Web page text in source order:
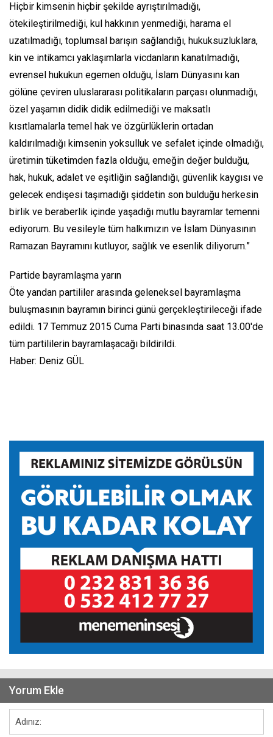
Hiçbir kimsenin hiçbir şekilde ayrıştırılmadığı,
ötekileştirilmediği, kul hakkının yenmediği, harama el
uzatılmadığı, toplumsal barışın sağlandığı, hukuksuzluklara,
kin ve intikamcı yaklaşımlarla vicdanların kanatılmadığı,
evrensel hukukun egemen olduğu, İslam Dünyasını kan
gölüne çeviren uluslararası politikaların parçası olunmadığı,
özel yaşamın didik didik edilmediği ve maksatlı
kısıtlamalarla temel hak ve özgürlüklerin ortadan
kaldırılmadığı kimsenin yoksulluk ve sefalet içinde olmadığı,
üretimin tüketimden fazla olduğu, emeğin değer bulduğu,
hak, hukuk, adalet ve eşitliğin sağlandığı, güvenlik kaygısı ve
gelecek endişesi taşımadığı şiddetin son bulduğu herkesin
birlik ve beraberlik içinde yaşadığı mutlu bayramlar temenni
ediyorum. Bu vesileyle tüm halkımızın ve İslam Dünyasının
Ramazan Bayramını kutluyor, sağlık ve esenlik diliyorum.”
Partide bayramlaşma yarın
Öte yandan partililer arasında geleneksel bayramlaşma
buluşmasının bayramın birinci günü gerçekleştirileceği ifade
edildi. 17 Temmuz 2015 Cuma Parti binasında saat 13.00'de
tüm partililerin bayramlaşacağı bildirildi.
Haber: Deniz GÜL
Yorum Ekle